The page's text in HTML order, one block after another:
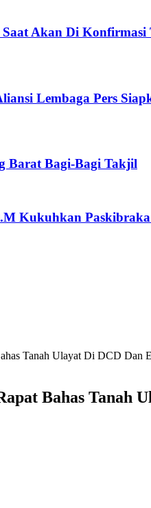
Akan Di Konfirmasi
Lembaga Pers
Barat Bagi-Bagi Takjil
Kukuhkan Paskibraka
Tanah Ulayat Di DCD Dan
Bahas Tanah